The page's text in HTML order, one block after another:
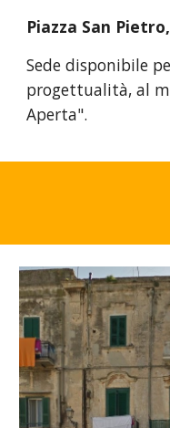
Piazza San
Sede disponibile
progettualità, al
Aperta".